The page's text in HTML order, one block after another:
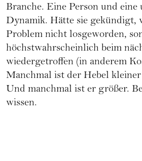
Branche. Eine Person und eine
Dynamik. Hätte sie gekündigt,
Problem nicht losgeworden,
höchstwahrscheinlich beim
wiedergetroffen (in anderem
Manchmal ist der Hebel
Und manchmal ist er größer.
wissen.